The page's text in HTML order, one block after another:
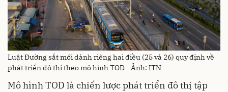
Luật Đường sắt mới dành riêng hai điều (25 và 26) quy định về
phát triển đô thị theo mô hình TOD - Ảnh: ITN
Mô hình TOD là chiến lược phát triển đô thị tập